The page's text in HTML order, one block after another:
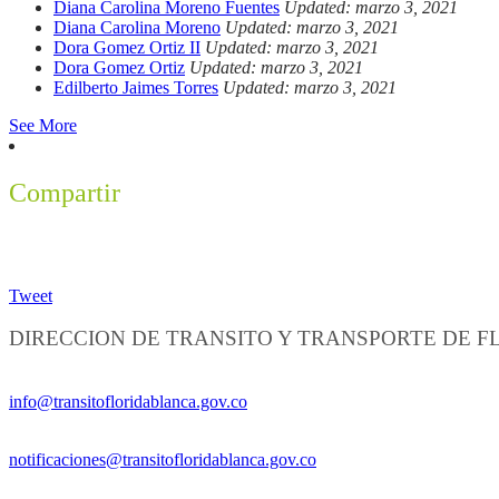
Diana Carolina Moreno Fuentes Updated: marzo 3, 2021
Diana Carolina Moreno Updated: marzo 3, 2021
Dora Gomez Ortiz II Updated: marzo 3, 2021
Dora Gomez Ortiz Updated: marzo 3, 2021
Edilberto Jaimes Torres Updated: marzo 3, 2021
See More
Compartir
Tweet
DIRECCION DE TRANSITO Y TRANSPORTE DE
info@transitofloridablanca.gov.co
notificaciones@transitofloridablanca.gov.co